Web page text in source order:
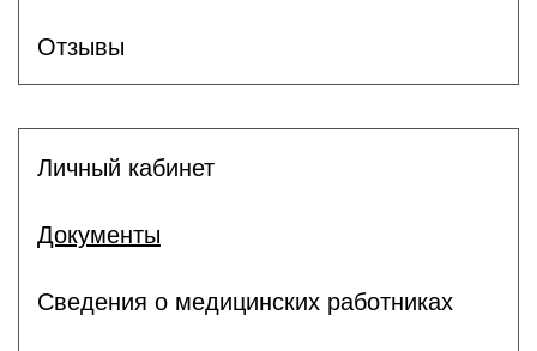
Отзывы
Личный кабинет
Документы
Сведения о медицинских работниках